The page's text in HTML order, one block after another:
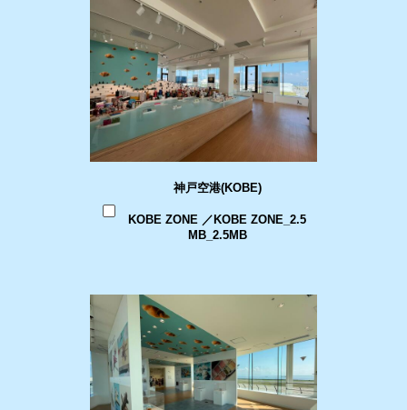
神戸空港(KOBE)
KOBE ZONE ／KOBE ZONE_2.5
MB_2.5MB